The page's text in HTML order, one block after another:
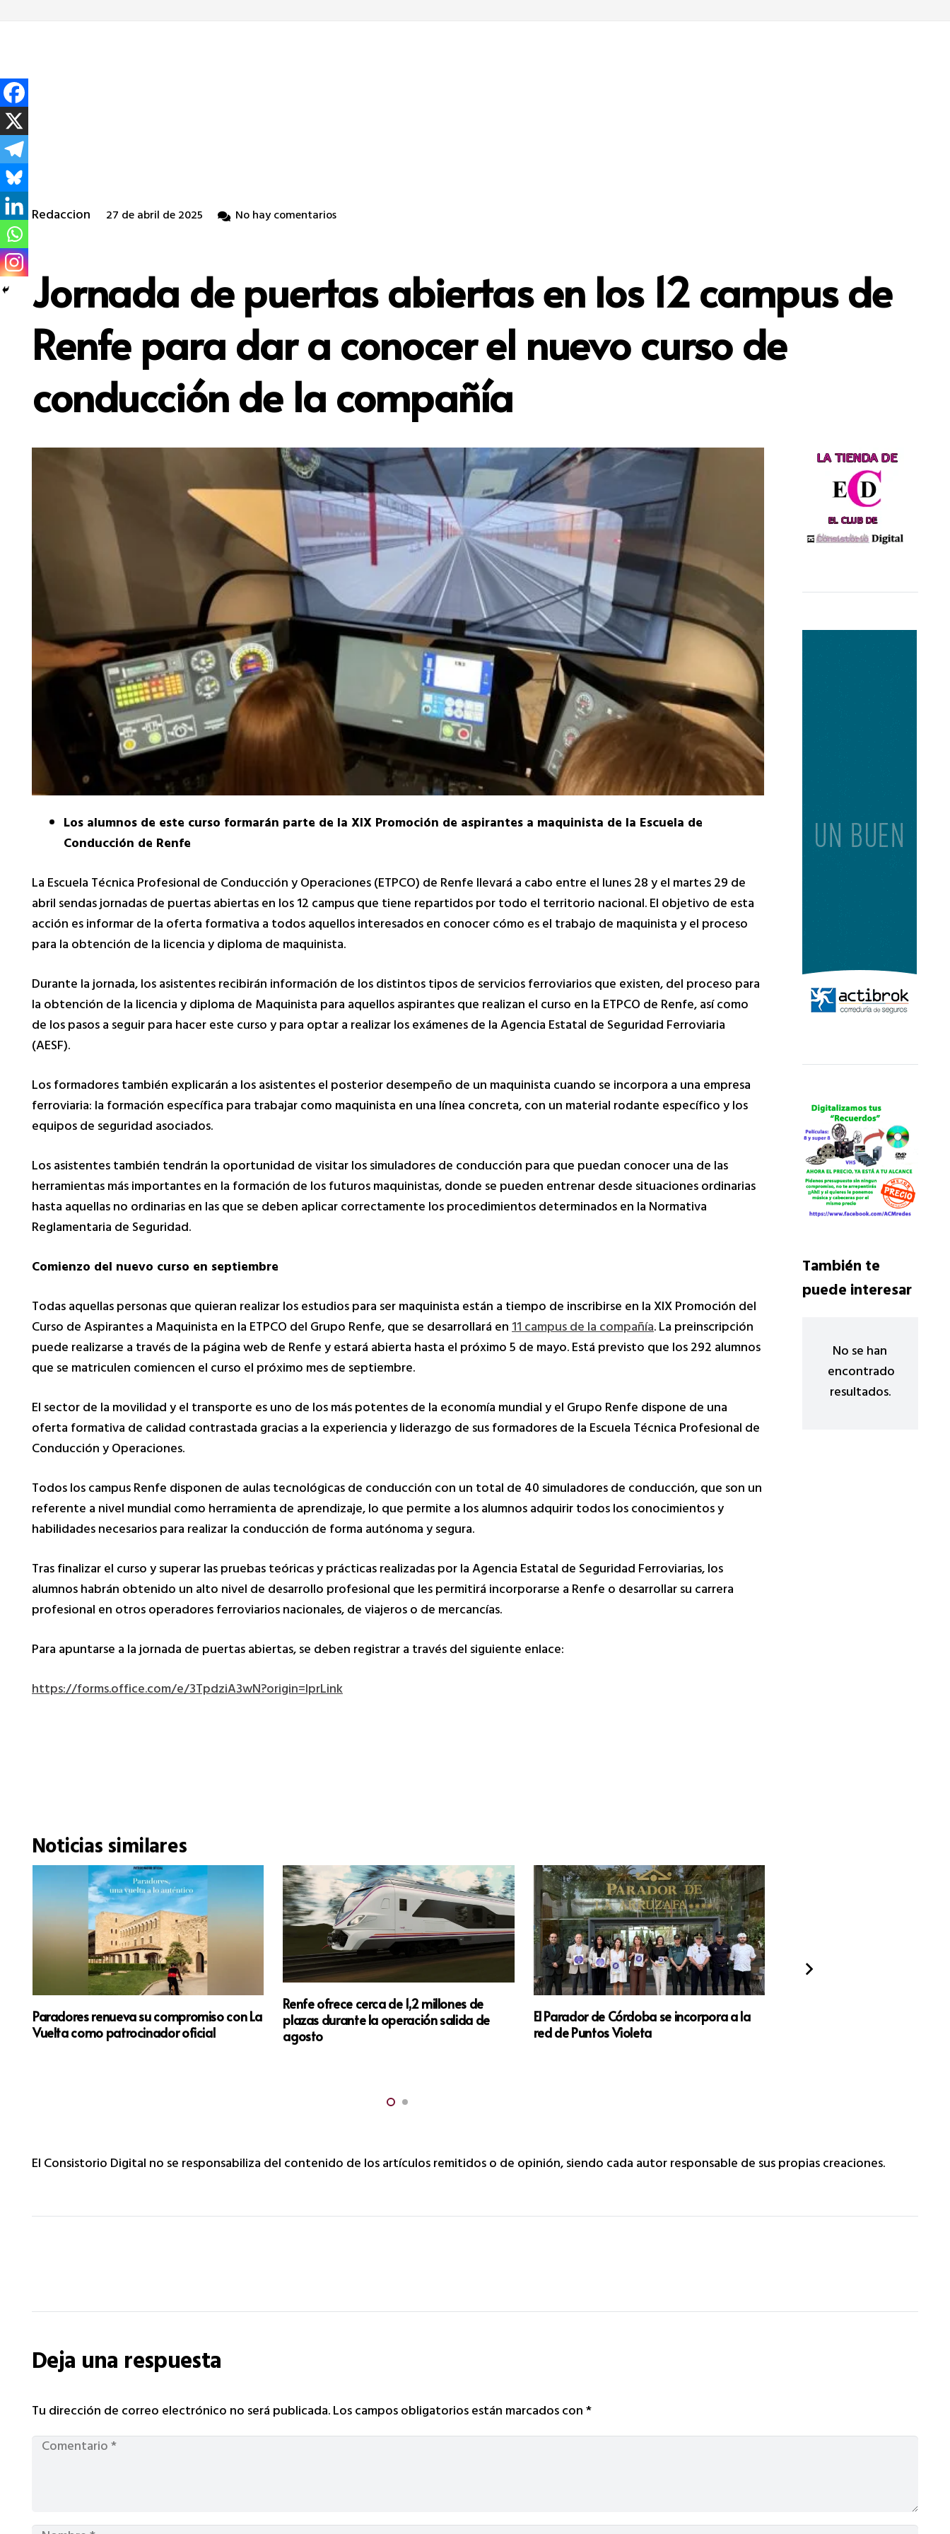
Redaccion 27 de abril de 2025 No hay comentarios
Jornada de puertas abiertas en los 12 campus de
Renfe para dar a conocer el nuevo curso de
conducción de la compañía
Los alumnos de este curso formarán parte de la XIX Promoción de aspirantes a maquinista de la Escuela de
Conducción de Renfe
La Escuela Técnica Profesional de Conducción y Operaciones (ETPCO) de Renfe llevará a cabo entre el lunes 28 y el martes 29 de
abril sendas jornadas de puertas abiertas en los 12 campus que tiene repartidos por todo el territorio nacional. El objetivo de esta
acción es informar de la oferta formativa a todos aquellos interesados en conocer cómo es el trabajo de maquinista y el proceso
para la obtención de la licencia y diploma de maquinista.
Durante la jornada, los asistentes recibirán información de los distintos tipos de servicios ferroviarios que existen, del proceso para
la obtención de la licencia y diploma de Maquinista para aquellos aspirantes que realizan el curso en la ETPCO de Renfe, así como
de los pasos a seguir para hacer este curso y para optar a realizar los exámenes de la Agencia Estatal de Seguridad Ferroviaria
(AESF).
Los formadores también explicarán a los asistentes el posterior desempeño de un maquinista cuando se incorpora a una empresa
ferroviaria: la formación específica para trabajar como maquinista en una línea concreta, con un material rodante específico y los
equipos de seguridad asociados.
Los asistentes también tendrán la oportunidad de visitar los simuladores de conducción para que puedan conocer una de las
herramientas más importantes en la formación de los futuros maquinistas, donde se pueden entrenar desde situaciones ordinarias
hasta aquellas no ordinarias en las que se deben aplicar correctamente los procedimientos determinados en la Normativa
Reglamentaria de Seguridad.
Comienzo del nuevo curso en septiembre
Todas aquellas personas que quieran realizar los estudios para ser maquinista están a tiempo de inscribirse en la XIX Promoción del
Curso de Aspirantes a Maquinista en la ETPCO del Grupo Renfe, que se desarrollará en11 campus de la compañía. La preinscripción
puede realizarse a través de la página web de Renfe y estará abierta hasta el próximo 5 de mayo. Está previsto que los 292 alumnos
que se matriculen comiencen el curso el próximo mes de septiembre.
El sector de la movilidad y el transporte es uno de los más potentes de la economía mundial y el Grupo Renfe dispone de una
oferta formativa de calidad contrastada gracias a la experiencia y liderazgo de sus formadores de la Escuela Técnica Profesional de
Conducción y Operaciones.
Todos los campus Renfe disponen de aulas tecnológicas de conducción con un total de 40 simuladores de conducción, que son un
referente a nivel mundial como herramienta de aprendizaje, lo que permite a los alumnos adquirir todos los conocimientos y
habilidades necesarios para realizar la conducción de forma autónoma y segura.
Tras finalizar el curso y superar las pruebas teóricas y prácticas realizadas por la Agencia Estatal de Seguridad Ferroviarias, los
alumnos habrán obtenido un alto nivel de desarrollo profesional que les permitirá incorporarse a Renfe o desarrollar su carrera
profesional en otros operadores ferroviarios nacionales, de viajeros o de mercancías.
Para apuntarse a la jornada de puertas abiertas, se deben registrar a través del siguiente enlace:
https://forms.office.com/e/3TpdziA3wN?origin=lprLink
Noticias similares
Paradores renueva su compromiso con La
Vuelta como patrocinador oficial
Renfe ofrece cerca de 1,2 millones de
plazas durante la operación salida de
agosto
El Parador de Córdoba se incorpora a la
red de Puntos Violeta
También te
puede interesar
No se han
encontrado
resultados.
El Consistorio Digital no se responsabiliza del contenido de los artículos remitidos o de opinión, siendo cada autor responsable de sus propias creaciones.
Deja una respuesta
Tu dirección de correo electrónico no será publicada.Los campos obligatorios están marcados con*